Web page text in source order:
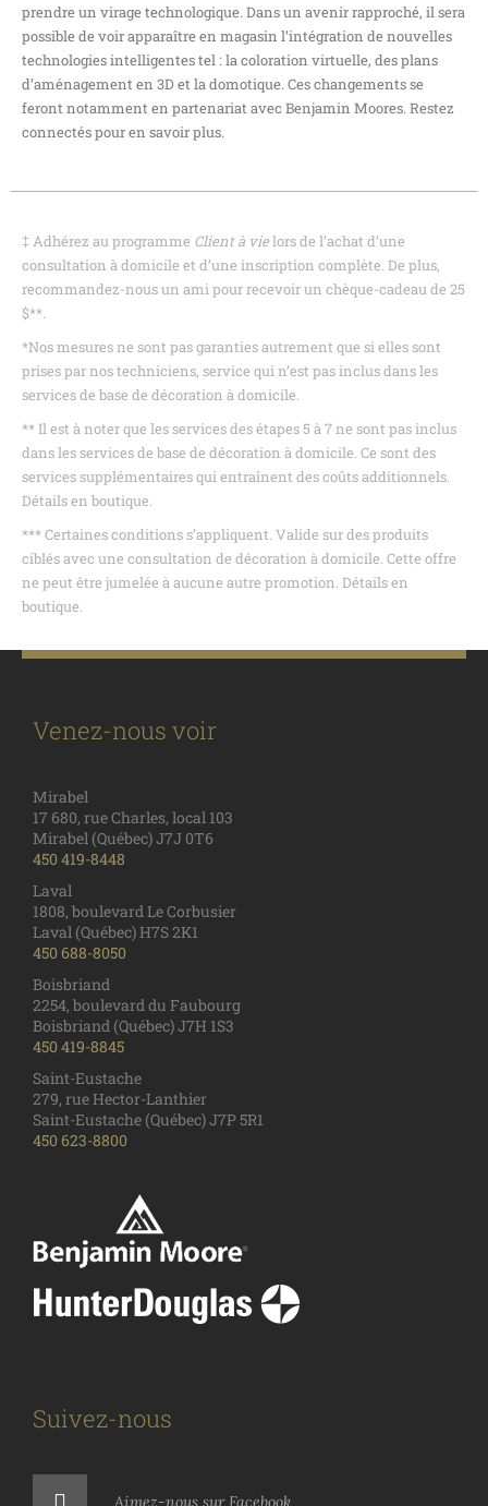
prendre un virage technologique. Dans un avenir rapproché, il sera
possible de voir apparaître en magasin l’intégration de nouvelles
technologies intelligentes tel : la coloration virtuelle, des plans
d’aménagement en 3D et la domotique. Ces changements se
feront notamment en partenariat avec Benjamin Moores. Restez
connectés pour en savoir plus.
‡ Adhérez au programme Client à vielors de l’achat d’une
consultation à domicile et d’une inscription complète. De plus,
recommandez-nous un ami pour recevoir un chèque-cadeau de 25
$**.
*Nos mesures ne sont pas garanties autrement que si elles sont
prises par nos techniciens, service qui n’est pas inclus dans les
services de base de décoration à domicile.
** Il est à noter que les services des étapes 5 à 7 ne sont pas inclus
dans les services de base de décoration à domicile. Ce sont des
services supplémentaires qui entraînent des coûts additionnels.
Détails en boutique.
*** Certaines conditions s’appliquent. Valide sur des produits
ciblés avec une consultation de décoration à domicile. Cette offre
ne peut être jumelée à aucune autre promotion. Détails en
boutique.
Venez-nous voir
Mirabel
17 680, rue Charles, local 103
Mirabel (Québec) J7J 0T6
450 419-8448
Laval
1808, boulevard Le Corbusier
Laval (Québec) H7S 2K1
450 688-8050
Boisbriand
2254, boulevard du Faubourg
Boisbriand (Québec) J7H 1S3
450 419-8845
Saint-Eustache
279, rue Hector-Lanthier
Saint-Eustache (Québec) J7P 5R1
450 623-8800
Suivez-nous
Aimez-nous sur Facebook